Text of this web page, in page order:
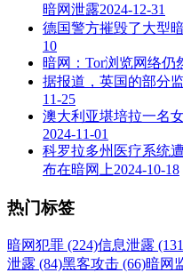
暗网泄露2024-12-31
德国警方摧毁了大型
10
暗网：Tor浏览网络仍
据报道，英国的部分
11-25
澳大利亚堪培拉一名
2024-11-01
科罗拉多州医疗系统
布在暗网上2024-10-18
热门标签
暗网犯罪 (224)信息泄露
泄露 (84)黑客攻击 (66)暗网